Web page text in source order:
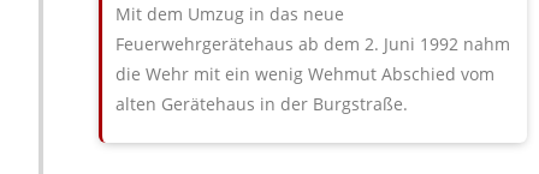
Mit dem Umzug in das neue
Feuerwehrgerätehaus ab dem 2. Juni 1992 nahm
die Wehr mit ein wenig Wehmut Abschied vom
alten Gerätehaus in der Burgstraße.